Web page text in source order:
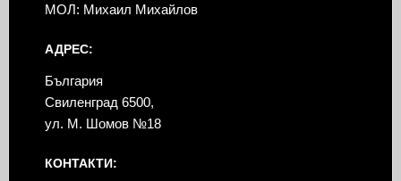
МОЛ: Михаил Михайлов
АДРЕС:
България
Свиленград 6500,
ул. М. Шомов №18
КОНТАКТИ: